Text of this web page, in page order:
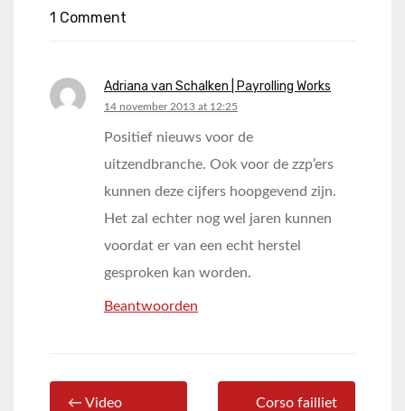
1 Comment
Adriana van Schalken | Payrolling Works
says:
14 november 2013 at 12:25
Positief nieuws voor de
uitzendbranche. Ook voor de zzp’ers
kunnen deze cijfers hoopgevend zijn.
Het zal echter nog wel jaren kunnen
voordat er van een echt herstel
gesproken kan worden.
Beantwoorden
← Video
Corso failliet